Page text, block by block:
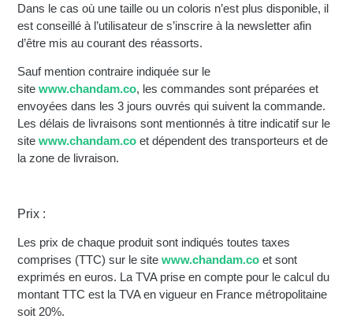
Dans le cas où une taille ou un coloris n’est plus disponible, il
est conseillé à l’utilisateur de s’inscrire à la newsletter afin
d’être mis au courant des réassorts.
Sauf mention contraire indiquée sur le
sitewww.chandam.co, les commandes sont préparées et
envoyées dans les 3 jours ouvrés qui suivent la commande.
Les délais de livraisons sont mentionnés à titre indicatif sur le
sitewww.chandam.co et dépendent des transporteurs et de
la zone de livraison.
Prix :
Les prix de chaque produit sont indiqués toutes taxes
comprises (TTC) sur le sitewww.chandam.co et sont
exprimés en euros. La TVA prise en compte pour le calcul du
montant TTC est la TVA en vigueur en France métropolitaine
soit 20%.